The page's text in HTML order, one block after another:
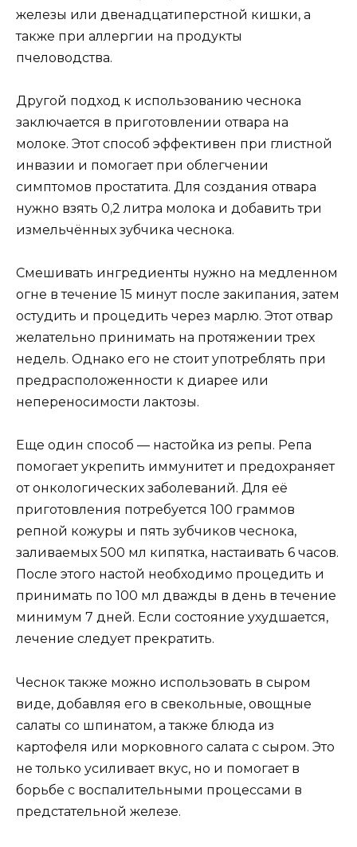
железы или двенадцатиперстной кишки, а
также при аллергии на продукты
пчеловодства.
Другой подход к использованию чеснока
заключается в приготовлении отвара на
молоке. Этот способ эффективен при глистной
инвазии и помогает при облегчении
симптомов простатита. Для создания отвара
нужно взять 0,2 литра молока и добавить три
измельчённых зубчика чеснока.
Смешивать ингредиенты нужно на медленном
огне в течение 15 минут после закипания, затем
остудить и процедить через марлю. Этот отвар
желательно принимать на протяжении трех
недель. Однако его не стоит употреблять при
предрасположенности к диарее или
непереносимости лактозы.
Еще один способ — настойка из репы. Репа
помогает укрепить иммунитет и предохраняет
от онкологических заболеваний. Для её
приготовления потребуется 100 граммов
репной кожуры и пять зубчиков чеснока,
заливаемых 500 мл кипятка, настаивать 6 часов.
После этого настой необходимо процедить и
принимать по 100 мл дважды в день в течение
минимум 7 дней. Если состояние ухудшается,
лечение следует прекратить.
Чеснок также можно использовать в сыром
виде, добавляя его в свекольные, овощные
салаты со шпинатом, а также блюда из
картофеля или морковного салата с сыром. Это
не только усиливает вкус, но и помогает в
борьбе с воспалительными процессами в
предстательной железе.